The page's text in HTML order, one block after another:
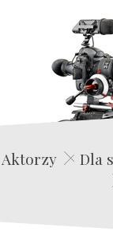
Aktorzy Dla